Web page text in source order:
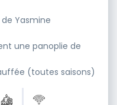
Yasmine
une panoplie de
(toutes saisons)